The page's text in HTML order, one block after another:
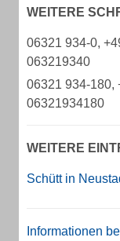
WEITERE
06321 934-0,
063219340
06321 934-180,
06321934180
WEITERE
Schütt in
Informationen